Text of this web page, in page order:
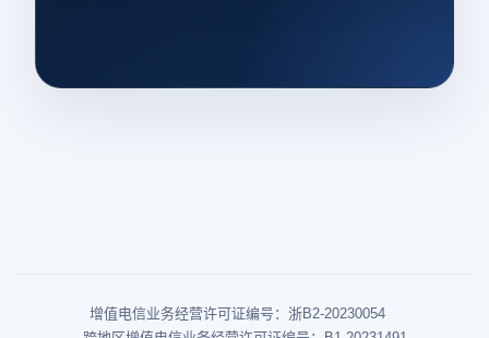
增值电信业务经营许可证编号：浙B2-20230054